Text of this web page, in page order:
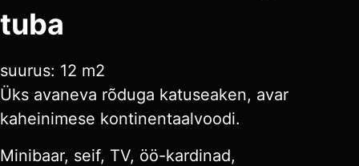
tuba
suurus: 12 m2
Üks avaneva rõduga katuseaken, avar
kaheinimese kontinentaalvoodi.
Minibaar, seif, TV, öö-kardinad,